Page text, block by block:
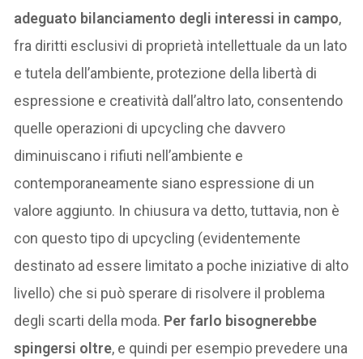
adeguato bilanciamento degli interessi in campo,
fra diritti esclusivi di proprietà intellettuale da un lato
e tutela dell’ambiente, protezione della libertà di
espressione e creatività dall’altro lato, consentendo
quelle operazioni di upcycling che davvero
diminuiscano i rifiuti nell’ambiente e
contemporaneamente siano espressione di un
valore aggiunto. In chiusura va detto, tuttavia, non è
con questo tipo di upcycling (evidentemente
destinato ad essere limitato a poche iniziative di alto
livello) che si può sperare di risolvere il problema
degli scarti della moda. Per farlo bisognerebbe
spingersi oltre, e quindi per esempio prevedere una